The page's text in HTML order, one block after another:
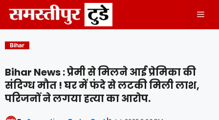
content
Bihar
Bihar News : प्रेमी से मिलने आई प्रेमिका की
संदिग्ध मौत ! घर में फंदे से लटकी मिली लाश,
परिजनों ने लगया हत्या का आरोप.